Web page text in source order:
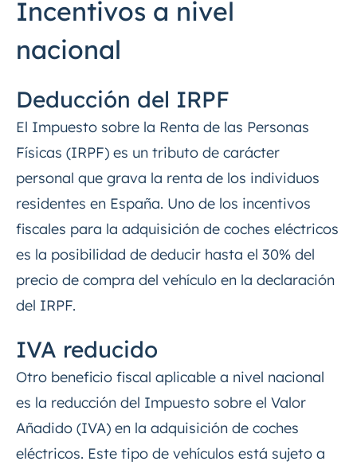
Incentivos a nivel
nacional
Deducción del IRPF
El Impuesto sobre la Renta de las Personas
Físicas (IRPF) es un tributo de carácter
personal que grava la renta de los individuos
residentes en España. Uno de los incentivos
fiscales para la adquisición de coches eléctricos
es la posibilidad de deducir hasta el 30% del
precio de compra del vehículo en la declaración
del IRPF.
IVA reducido
Otro beneficio fiscal aplicable a nivel nacional
es la reducción del Impuesto sobre el Valor
Añadido (IVA) en la adquisición de coches
eléctricos. Este tipo de vehículos está sujeto a